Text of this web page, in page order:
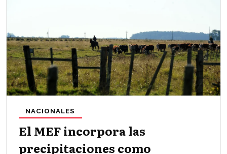
El MEF incorpora las
precipitaciones como
NACIONALES